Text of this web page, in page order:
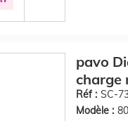
pavo
charge
Réf : SC-
Modèle :